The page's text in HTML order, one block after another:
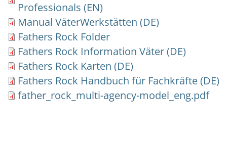
Professionals (EN)
Document
Manual VäterWerkstätten (DE)
Document
Fathers Rock Folder
Document
Fathers Rock Information Väter (DE)
Document
Fathers Rock Karten (DE)
Document
Fathers Rock Handbuch für Fachkräfte (DE)
Document
father_rock_multi-agency-model_eng.pdf